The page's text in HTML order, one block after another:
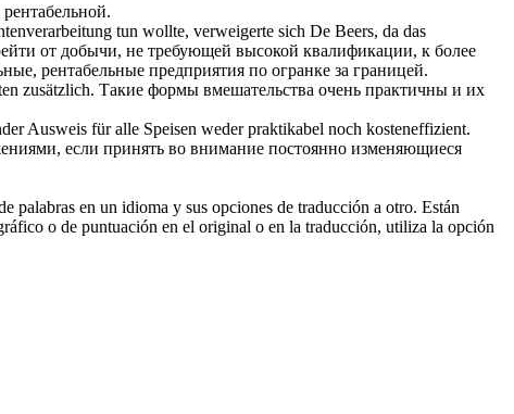
рентабельной.
tun wollte, verweigerte sich De Beers, da das
от добычи, не требующей высокой квалификации, к более
рентабельные предприятия по огранке за границей.
zusätzlich. Такие формы вмешательства очень практичны и их
Ausweis für alle Speisen weder praktikabel noch kosteneffizient.
если принять во внимание постоянно изменяющиеся
palabras en un idioma y sus opciones de traducción a otro. Están
o de puntuación en el original o en la traducción, utiliza la opción